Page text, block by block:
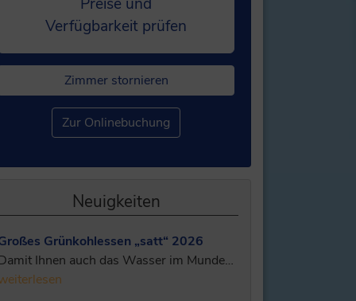
Verfügbarkeit prüfen
Zimmer stornieren
Zur Onlinebuchung
Neuigkeiten
Grünkohlessen „satt“ 2026
Ihnen auch das Wasser im Munde…